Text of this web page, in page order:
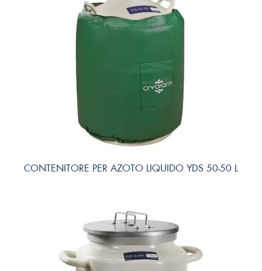
CONTENITORE PER AZOTO LIQUIDO YDS 50-50 L